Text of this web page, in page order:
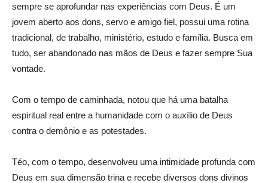
sempre se aprofundar nas experiências com Deus. É um
jovem aberto aos dons, servo e amigo fiel, possui uma rotina
tradicional, de trabalho, ministério, estudo e família. Busca em
tudo, ser abandonado nas mãos de Deus e fazer sempre Sua
vontade.
Com o tempo de caminhada, notou que há uma batalha
espiritual real entre a humanidade com o auxílio de Deus
contra o demônio e as potestades.
Téo, com o tempo, desenvolveu uma intimidade profunda com
Deus em sua dimensão trina e recebe diversos dons divinos